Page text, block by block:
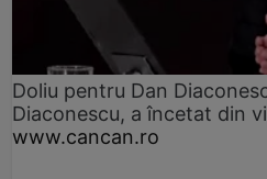
Doliu pentru Dan
Diaconescu, a încetat din
www.cancan.ro